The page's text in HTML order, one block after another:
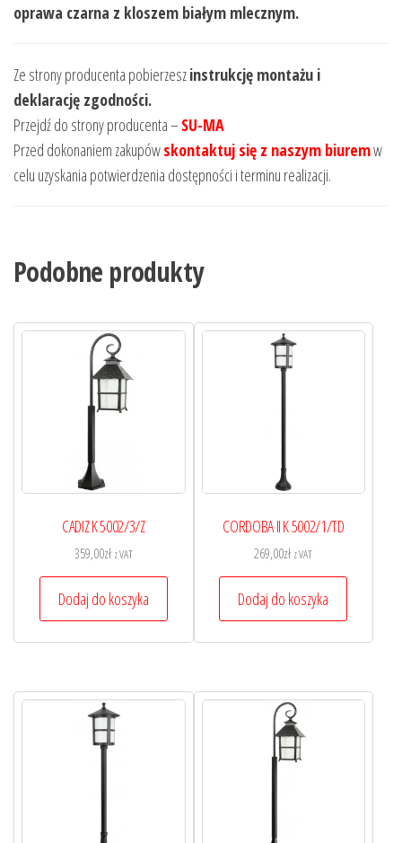
oprawa czarna z kloszem białym mlecznym.
Ze strony producenta pobierzeszinstrukcję montażu i
deklarację zgodności.
Przejdź do strony producenta –SU-MA
Przed dokonaniem zakupówskontaktuj się z naszym biuremw
celu uzyskania potwierdzenia dostępności i terminu realizacji.
Podobne produkty
CADIZ K 5002/3/Z
359,00zł z VAT
Dodaj do koszyka
CORDOBA II K 5002/1/TD
269,00zł z VAT
Dodaj do koszyka